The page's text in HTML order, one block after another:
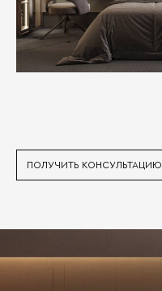
ПОЛУЧИТЬ КОНСУЛЬТАЦИЮ